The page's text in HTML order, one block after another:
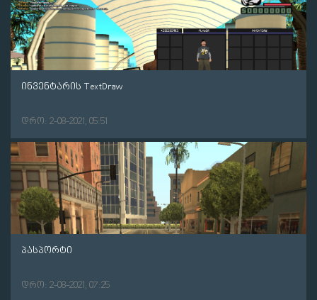
ინვენტარის TextDraw
დრო: 2-08-2021, 05:51
პასპორტი
დრო: 2-08-2021, 07:25